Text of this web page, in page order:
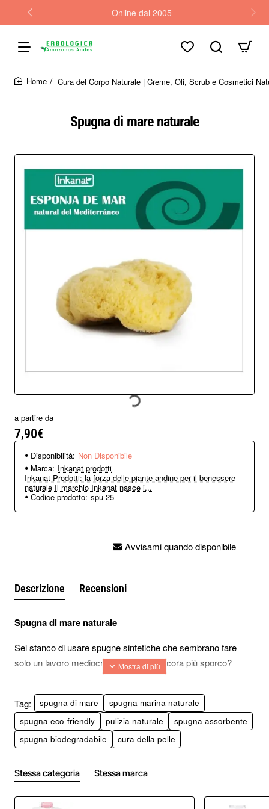
Online dal 2005
Spugna di mare naturale
Cura del Corpo Naturale | Creme, Oli, Scrub e Cosmetici
Non Disponibile
a partire da
7,90€
Disponibilità: Non Disponibile
Marca: Inkanat prodotti
Inkanat Prodotti: la forza delle piante andine per il benessere
naturale Il marchio Inkanat nasce i...
Codice prodotto: spu-25
Avvisami quando disponibile
Descrizione Recensioni
Spugna di mare naturale
Sei stanco di usare spugne sintetiche che sembrano fare
solo un lavoro mediocre, spargendo ancora più sporco?
spugne naturali provenienti dal mare.
Le spugne marine naturali, come ad esempio quelle del
Mediterraneo, sono un tesoro nascosto pieno di vantaggi.
Introduzione alle spugne marine naturali
Tag: spugna di mare
spugna marina naturale
spugna eco-friendly
pulizia naturale
spugna assorbente
spugna biodegradabile
cura della pelle
Stessa categoria Stessa marca